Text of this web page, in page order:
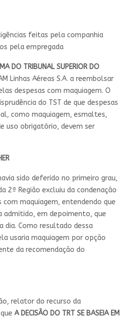
feitas pela companhia
pela empregada
DO TRIBUNAL SUPERIOR DO
Linhas Aéreas S.A. a reembolsar
despesas com maquiagem. O
do TST de que despesas
como maquiagem, esmaltes,
uso obrigatório, devem ser
sido deferido no primeiro grau,
2ª Região excluiu da condenação
maquiagem, entendendo que
admitido, em depoimento, que
dia. Como resultado dessa
usaria maquiagem por opção
da recomendação do
relator do recurso da
A DECISÃO DO TRT SE BASEIA EM